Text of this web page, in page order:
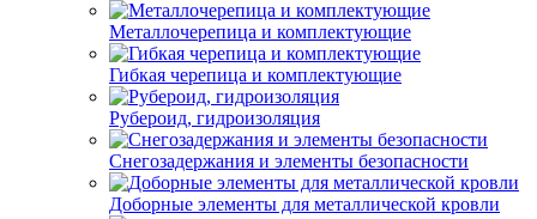
Металлочерепица и комплектующие
Гибкая черепица и комплектующие
Рубероид, гидроизоляция
Снегозадержания и элементы безопасности
Доборные элементы для металлической кровли